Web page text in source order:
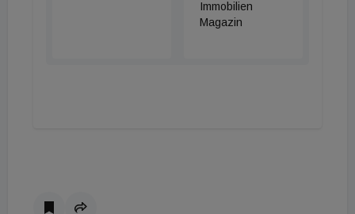
Immobilien
Magazin